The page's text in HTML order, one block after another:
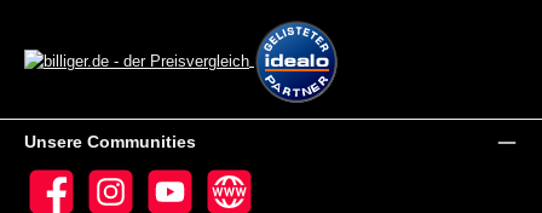
Unsere Communities
Facebook Instagram YouTube Website